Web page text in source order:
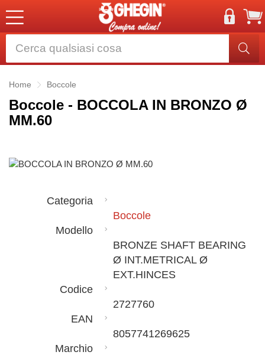
Home Boccole
Boccole - BOCCOLA IN BRONZO Ø
MM.60
Categoria
Boccole
Modello
BRONZE SHAFT BEARING
Ø INT.METRICAL Ø
EXT.HINCES
Codice
2727760
EAN
8057741269625
Marchio